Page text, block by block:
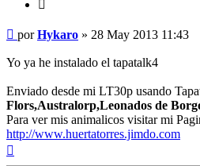
Mensaje
porHykaro » 28 May 2013 11:43
Yo ya he instalado el tapatalk4
Enviado desde mi LT30p usando
Flors,Australorp,Leonados de
Para ver mis animalicos visitar mi
http://www.huertatorres.jimdo.com